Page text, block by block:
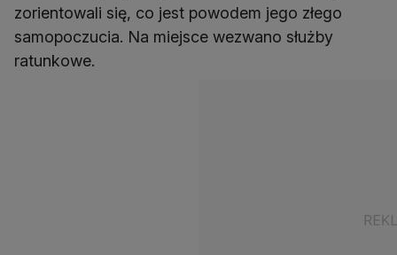
zorientowali się, co jest powodem jego złego
samopoczucia. Na miejsce wezwano służby
ratunkowe.